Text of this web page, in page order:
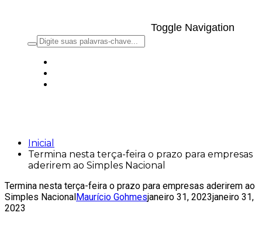
Toggle Navigation
Inicial
Termina nesta terça-feira o prazo para empresas
aderirem ao Simples Nacional
Termina nesta terça-feira o prazo para empresas aderirem ao
Simples Nacional Maurício Gohmesjaneiro 31, 2023janeiro 31,
2023